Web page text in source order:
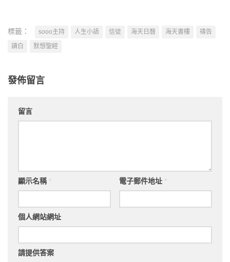
標籤： sooo主持 人生小語 信徒 海天日曆 海天書樓
禱告
讀白
默想聖經
發佈留言
留言
顯示名稱 電子郵件地址
個人網站網址
請提供答案